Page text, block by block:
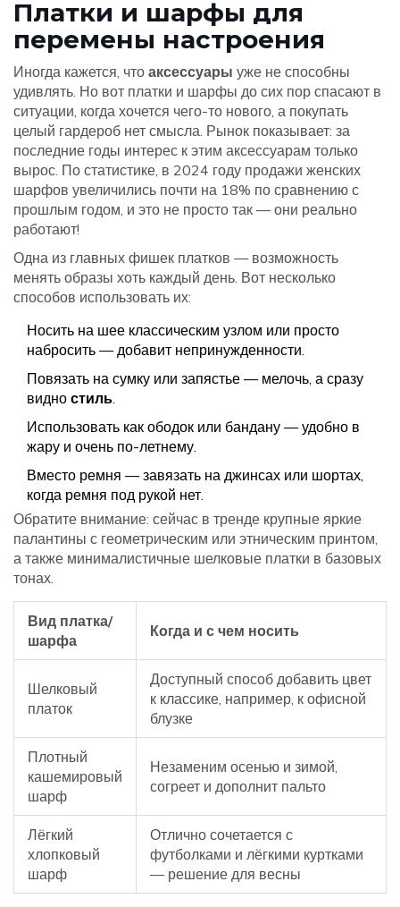
Платки и шарфы для
перемены настроения
Иногда кажется, что аксессуары уже не способны
удивлять. Но вот платки и шарфы до сих пор спасают в
ситуации, когда хочется чего-то нового, а покупать
целый гардероб нет смысла. Рынок показывает: за
последние годы интерес к этим аксессуарам только
вырос. По статистике, в 2024 году продажи женских
шарфов увеличились почти на 18% по сравнению с
прошлым годом, и это не просто так — они реально
работают!
Одна из главных фишек платков — возможность
менять образы хоть каждый день. Вот несколько
способов использовать их:
Носить на шее классическим узлом или просто
набросить — добавит непринужденности.
Повязать на сумку или запястье — мелочь, а сразу
видно стиль.
Использовать как ободок или бандану — удобно в
жару и очень по-летнему.
Вместо ремня — завязать на джинсах или шортах,
когда ремня под рукой нет.
Обратите внимание: сейчас в тренде крупные яркие
палантины с геометрическим или этническим принтом,
а также минималистичные шелковые платки в базовых
тонах.
Вид платка/
шарфа
Когда и с чем носить
Шелковый
платок
Доступный способ добавить цвет
к классике, например, к офисной
блузке
Плотный
кашемировый
шарф
Незаменим осенью и зимой,
согреет и дополнит пальто
Лёгкий
хлопковый
шарф
Отлично сочетается с
футболками и лёгкими куртками
— решение для весны